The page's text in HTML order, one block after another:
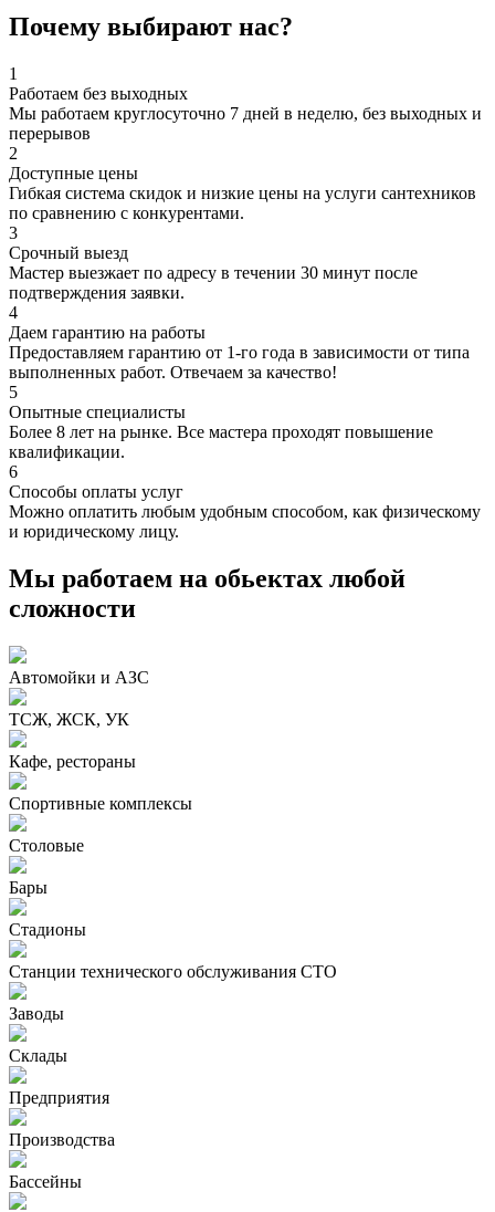
Почему выбирают нас?
1
Работаем без выходных
Мы работаем круглосуточно 7 дней в неделю, без выходных и
перерывов
2
Доступные цены
Гибкая система скидок и низкие цены на услуги сантехников
по сравнению с конкурентами.
3
Срочный выезд
Мастер выезжает по адресу в течении 30 минут после
подтверждения заявки.
4
Даем гарантию на работы
Предоставляем гарантию от 1-го года в зависимости от типа
выполненных работ. Отвечаем за качество!
5
Опытные специалисты
Более 8 лет на рынке. Все мастера проходят повышение
квалификации.
6
Способы оплаты услуг
Можно оплатить любым удобным способом, как физическому
и юридическому лицу.
Мы работаем на обьектах любой
сложности
Автомойки и АЗС
ТСЖ, ЖСК, УК
Кафе, рестораны
Спортивные комплексы
Столовые
Бары
Стадионы
Станции технического обслуживания СТО
Заводы
Склады
Предприятия
Производства
Бассейны